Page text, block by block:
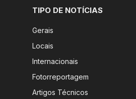
TIPO DE NOTÍCIAS
Gerais
Locais
Internacionais
Fotorreportagem
Artigos Técnicos